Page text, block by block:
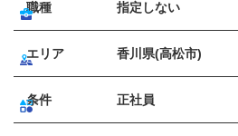
職種 指定しない
エリア 香川県(高松市)
条件 正社員